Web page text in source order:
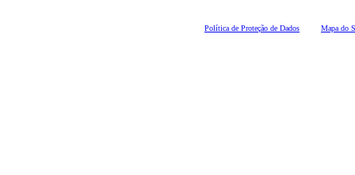
Política de Proteção de Dados Mapa do